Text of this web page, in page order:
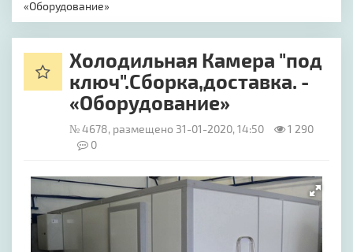
«Оборудование»
Холодильная Камера "под
ключ".Сборка,доставка. -
«Оборудование»
№ 4678, размещено 31-01-2020, 14:50
1 290
0